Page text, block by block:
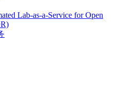
Lab-as-a-Service for Open